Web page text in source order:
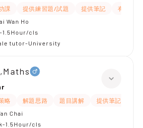
課 提供練習題/試題 提供筆記
有耐性
Wan Ho
1.5Hour/cls
tutor-University
略 解題思路 題目講解 提供筆記
Chai
1.5Hour/cls